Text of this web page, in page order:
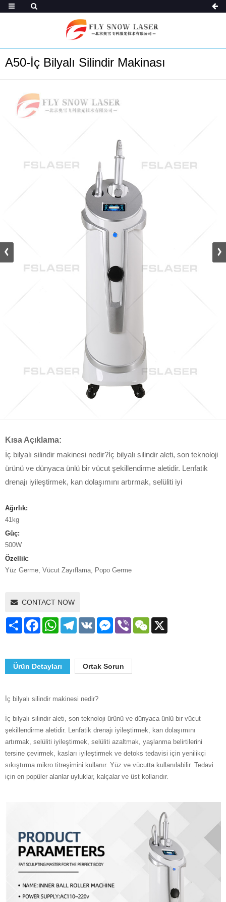
A50-İç Bilyalı Silindir Makinası
Kısa Açıklama:
İç bilyalı silindir makinesi nedir?İç bilyalı silindir aleti, son teknoloji
ürünü ve dünyaca ünlü bir vücut şekillendirme aletidir. Lenfatik
drenajı iyileştirmek, kan dolaşımını artırmak, selüliti iyi
Ağırlık:
41kg
Güç:
500W
Özellik:
Yüz Germe, Vücut Zayıflama, Popo Germe
CONTACT NOW
Share FacebookWhatsAppTelegram
VK Messenger
Viber WeChat
Ürün Detayları Ortak Sorun
İç bilyalı silindir makinesi nedir?
İç bilyalı silindir aleti, son teknoloji ürünü ve dünyaca ünlü bir vücut
şekillendirme aletidir. Lenfatik drenajı iyileştirmek, kan dolaşımını
artırmak, selüliti iyileştirmek, selüliti azaltmak, yaşlanma belirtilerini
tersine çevirmek, kasları iyileştirmek ve detoks tedavisi için yenilikçi
sıkıştırma mikro titreşimini kullanır. Yüz ve vücutta kullanılabilir. Tedavi
için en popüler alanlar uyluklar, kalçalar ve üst kollarıdır.